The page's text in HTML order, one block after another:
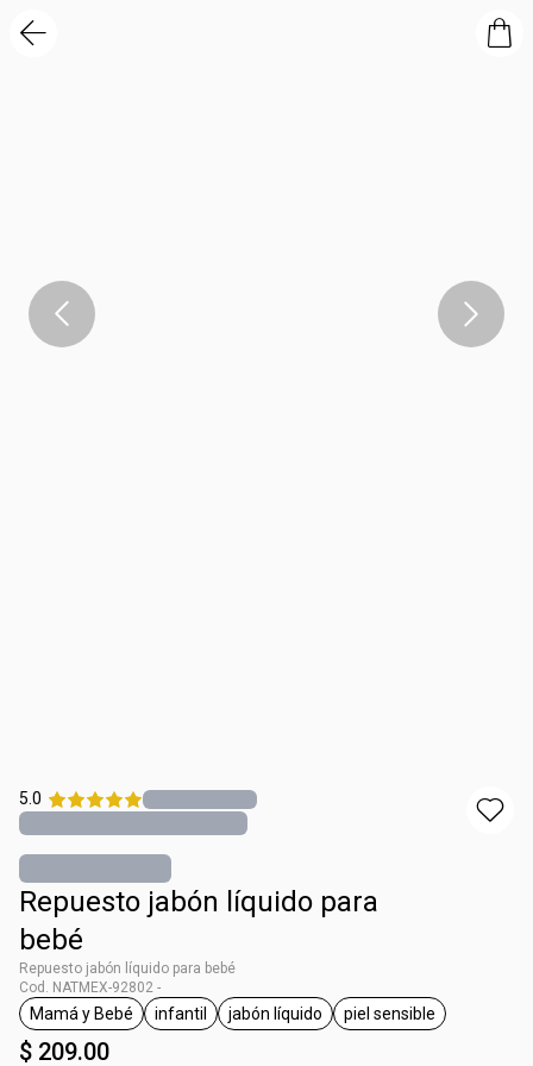
5.0
Repuesto jabón líquido para
bebé
Repuesto jabón líquido para bebé
Cod. NATMEX-92802 -
etiqueta Mamá y Bebé
Mamá y Bebé
etiqueta infantil
infantil
etiqueta jabón líquido
jabón líquido
etiqueta piel
piel sensible
$ 209.00